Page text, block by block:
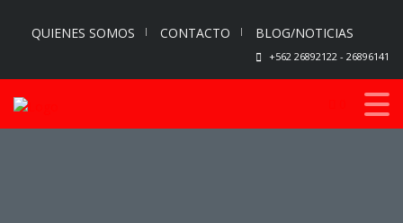
QUIENES SOMOS CONTACTO BLOG/NOTICIAS
+562 26892122 - 26896141